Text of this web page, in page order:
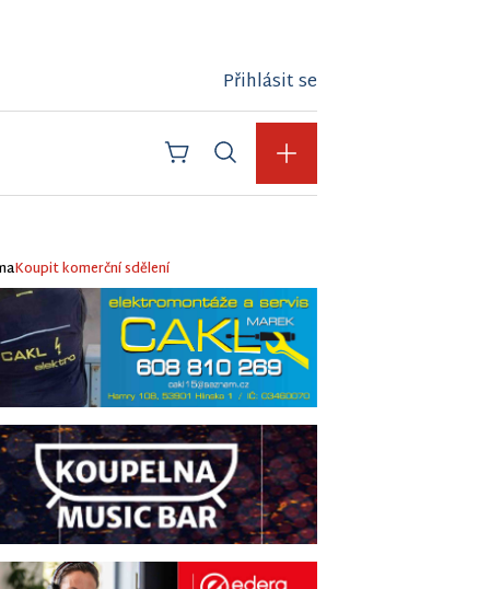
Přihlásit se
Koupit komerční sdělení